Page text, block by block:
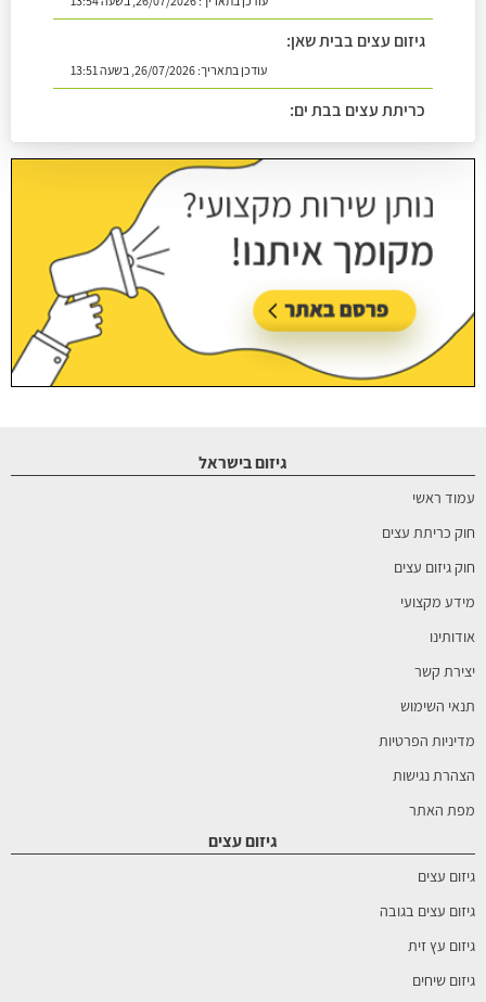
גיזום עצים בבית שאן:
עודכן בתאריך:26/07/2026, בשעה 13:51
כריתת עצים בבת ים:
עודכן בתאריך:26/07/2026, בשעה 14:08
גיזום בישראל
עמוד ראשי
חוק כריתת עצים
חוק גיזום עצים
מידע מקצועי
אודותינו
יצירת קשר
תנאי השימוש
מדיניות הפרטיות
הצהרת נגישות
מפת האתר
גיזום עצים
גיזום עצים
גיזום עצים בגובה
גיזום עץ זית
גיזום שיחים